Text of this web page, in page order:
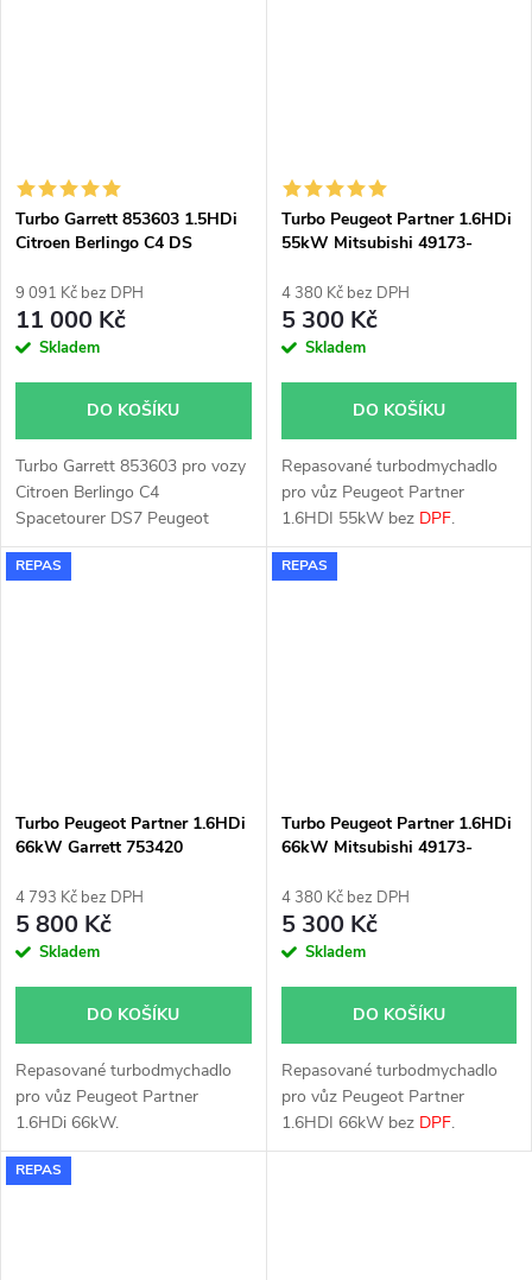
508, 5008, Partner, Partner
Tepee 1.6HDi 82kW 84kW
85kW, Volvo C30, S40, S60,
S80, V40, V50, V60, V70
Turbo Garrett 853603 1.5HDi
Citroen Berlingo C4 DS
9 091 Kč bez DPH
11 000 Kč
Skladem
DO KOŠÍKU
Turbo Garrett 853603 pro vozy
Citroen Berlingo C4
Spacetourer DS7 Peugeot
3008 308 5008 508 Expert
Rifter Traveller 1.5HDi
Turbo Peugeot Partner 1.6HDi
55kW Mitsubishi 49173-
4 380 Kč bez DPH
5 300 Kč
Skladem
DO KOŠÍKU
Repasované turbodmychadlo
pro vůz Peugeot Partner
1.6HDI 55kW bez DPF.
REPAS
Turbo Peugeot Partner 1.6HDi
66kW Garrett 753420
4 793 Kč bez DPH
5 800 Kč
Skladem
DO KOŠÍKU
Repasované turbodmychadlo
pro vůz Peugeot Partner
1.6HDi 66kW.
REPAS
Turbo Peugeot Partner 1.6HDi
66kW Mitsubishi 49173-
4 380 Kč bez DPH
5 300 Kč
Skladem
DO KOŠÍKU
Repasované turbodmychadlo
pro vůz Peugeot Partner
1.6HDI 66kW bez DPF.
REPAS